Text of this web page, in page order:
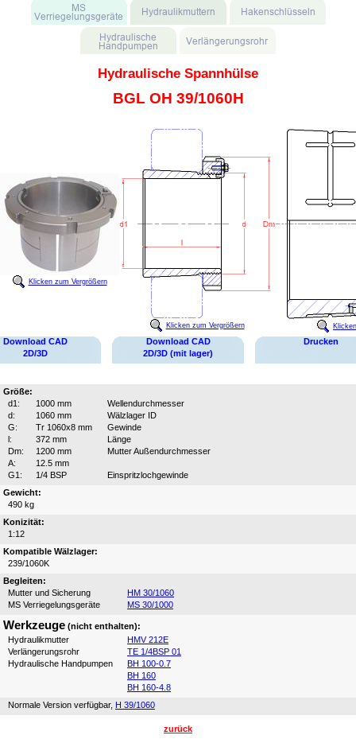
Hydraulische Spannhülse
BGL OH 39/1060H
Klicken zum Vergrößern
Klicken zum Vergrößern
Download CAD
2D/3D
Download CAD
2D/3D (mit lager)
Drucken
Größe:
d1:
1000 mm
Wellendurchmesser
d:
1060 mm
Wälzlager ID
G:
Tr 1060x8 mm
Gewinde
l:
372 mm
Länge
Dm:
1200 mm
Mutter Außendurchmesser
A:
12.5 mm
G1:
1/4 BSP
Einspritzlochgewinde
Gewicht:
490 kg
Konizität:
1:12
Kompatible Wälzlager:
239/1060K
Begleiten:
Mutter und Sicherung
HM 30/1060
MS Verriegelungsgeräte
MS 30/1000
Werkzeuge (nicht enthalten):
Hydraulikmutter
HMV 212E
Verlängerungsrohr
TE 1/4BSP 01
Hydraulische Handpumpen
BH 100-0.7
BH 160
BH 160-4.8
Normale Version verfügbar, H 39/1060
zurück